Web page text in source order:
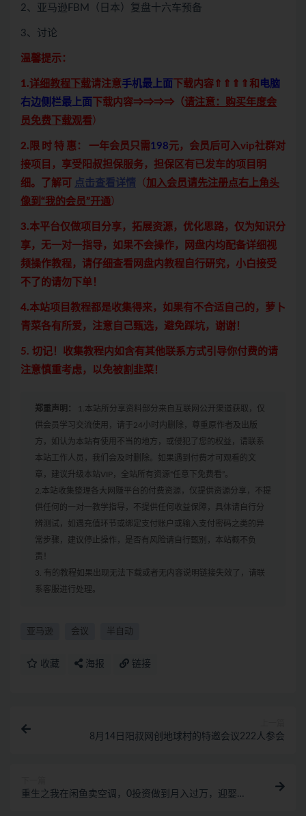
2、亚马逊FBM（日本）复盘十六车预备
3、讨论
温馨提示：
1.详细教程下载请注意手机最上面 下载内容⇑⇑⇑⇑和 电脑
右边侧栏最上面
下载内容⇒⇒⇒⇒（请注意：购买年度会
员免费下载观看）
2.限 时 特 惠： 一年会员只需198元，会员后可入vip社群对
接项目，享受阳叔担保服务，担保区有已发车的项目明
细。了解可
点击查看详情 （ 加入会员请先注册点右上角头
像到“我的会员”开通 ）
3.本平台仅做项目分享，拓展资源，优化思路，仅为知识分
享，无一对一指导，如果不会操作，网盘内均配备详细视
频操作教程，请仔细查看网盘内教程自行研究，小白接受
不了的请勿下单！
4.本站项目教程都是收集得来，如果有不合适自己的，萝卜
青菜各有所爱，注意自己甄选，避免踩坑，谢谢！
5. 切记！收集教程内如含有其他联系方式引导你付费的请
注意慎重考虑，以免被割韭菜！
郑重声明：
1.本站所分享资料部分来自互联网公开渠道获取，仅
供会员学习交流使用，请于24小时内删除，尊重原作者及出版
方，如认为本站有使用不当的地方，或侵犯了您的权益，请联系
本站工作人员，我们会及时删除。如果遇到付费才可观看的文
章，建议升级本站VIP，全站所有资源“任意下免费看”。
2.本站收集整理各大网赚平台的付费资源，仅提供资源分享，不提
供任何的一对一教学指导，不提供任何收益保障，具体请自行分
辨测试，如遇充值环节或绑定支付账户或输入支付密码之类的异
常步骤，建议停止操作，是否有风险请自行甄别，本站概不负
责！
3. 有的教程如果出现无法下载或者无内容说明链接失效了，请联
系客服进行处理。
亚马逊 会议 半自动
收藏 海报 链接
8月14日阳叔网创地球村的特邀会议222人参会
重生之我在闲鱼卖空调，0投资做到月入过万，迎娶白